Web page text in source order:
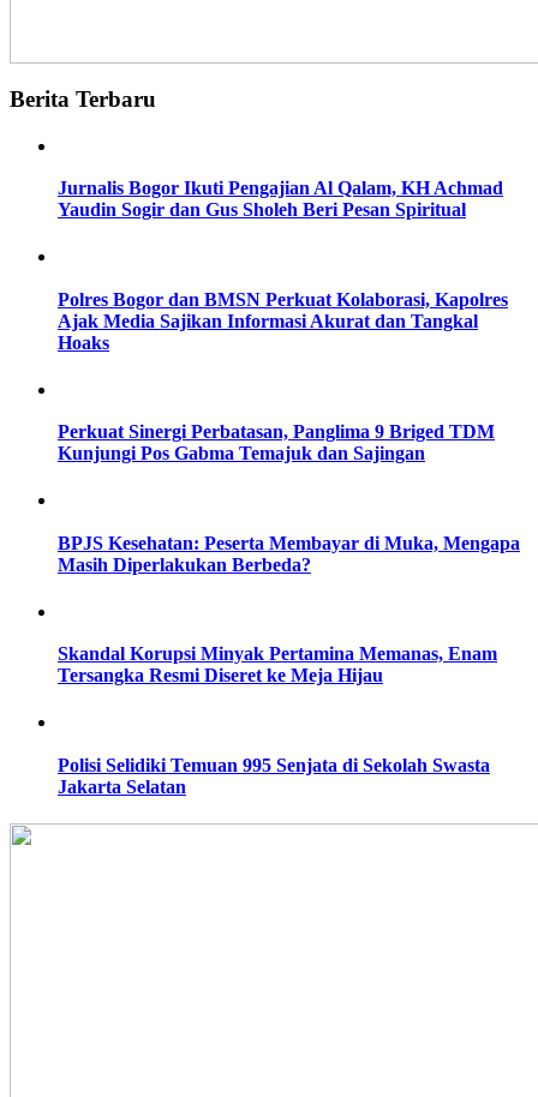
Berita Terbaru
Jurnalis Bogor Ikuti Pengajian Al Qalam, KH Achmad
Yaudin Sogir dan Gus Sholeh Beri Pesan Spiritual
Polres Bogor dan BMSN Perkuat Kolaborasi, Kapolres
Ajak Media Sajikan Informasi Akurat dan Tangkal
Hoaks
Perkuat Sinergi Perbatasan, Panglima 9 Briged TDM
Kunjungi Pos Gabma Temajuk dan Sajingan
BPJS Kesehatan: Peserta Membayar di Muka, Mengapa
Masih Diperlakukan Berbeda?
Skandal Korupsi Minyak Pertamina Memanas, Enam
Tersangka Resmi Diseret ke Meja Hijau
Polisi Selidiki Temuan 995 Senjata di Sekolah Swasta
Jakarta Selatan